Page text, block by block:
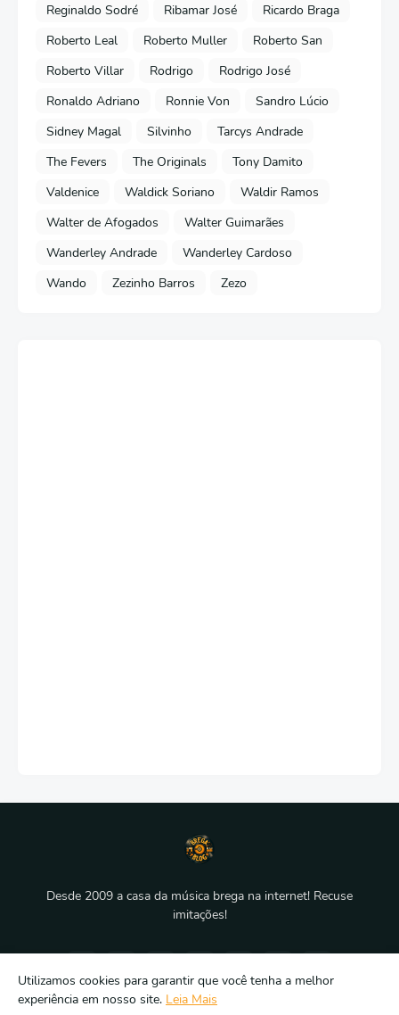
Reginaldo Sodré
Ribamar José
Ricardo Braga
Roberto Leal
Roberto Muller
Roberto San
Roberto Villar
Rodrigo
Rodrigo José
Ronaldo Adriano
Ronnie Von
Sandro Lúcio
Sidney Magal
Silvinho
Tarcys Andrade
The Fevers
The Originals
Tony Damito
Valdenice
Waldick Soriano
Waldir Ramos
Walter de Afogados
Walter Guimarães
Wanderley Andrade
Wanderley Cardoso
Wando
Zezinho Barros Zezo
Desde 2009 a casa da música brega na internet! Recuse
imitações!
Utilizamos cookies para garantir que você tenha a melhor
experiência em nosso site. Leia Mais